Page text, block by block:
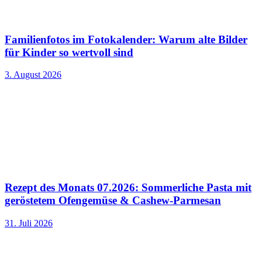
Familienfotos im Fotokalender: Warum alte Bilder
für Kinder so wertvoll sind
3. August 2026
Rezept des Monats 07.2026: Sommerliche Pasta mit
geröstetem Ofengemüse & Cashew-Parmesan
31. Juli 2026